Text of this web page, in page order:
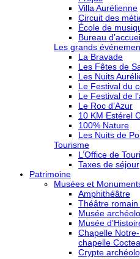
Villa Aurélienne
Circuit des
École de
Bureau
Les grands
La Bravade
Les Fêtes de
Les Nuits
Le Festival du
Le Festival de
Le Roc d’Azur
10 KM Estérel
100% Nature
Les Nuits de
Tourisme
L’Office de
Taxes de séjour
Patrimoine
Musées et
Amphithéâtre
Théâtre
Musée
Musée
Chapelle
chapelle
Crypte